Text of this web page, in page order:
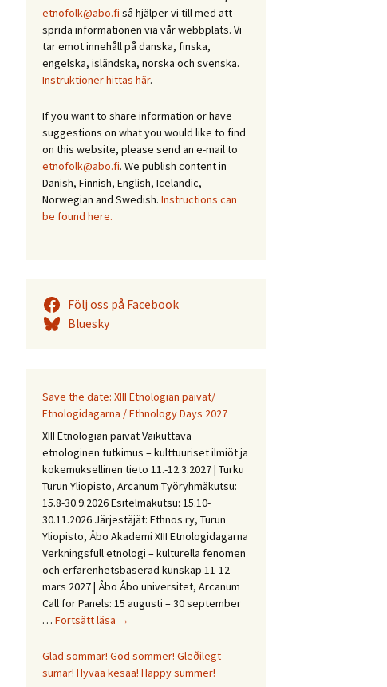
etnofolk@abo.fi så hjälper vi till med att
sprida informationen via vår webbplats. Vi
tar emot innehåll på danska, finska,
engelska, isländska, norska och svenska.
Instruktioner hittas här.
If you want to share information or have
suggestions on what you would like to find
on this website, please send an e-mail to
etnofolk@abo.fi. We publish content in
Danish, Finnish, English, Icelandic,
Norwegian and Swedish. Instructions can
be found here.
Följ oss på Facebook
Bluesky
Save the date: XIII Etnologian päivät/
Etnologidagarna / Ethnology Days 2027
XIII Etnologian päivät Vaikuttava
etnologinen tutkimus – kulttuuriset ilmiöt ja
kokemuksellinen tieto 11.-12.3.2027 | Turku
Turun Yliopisto, Arcanum Työryhmäkutsu:
15.8-30.9.2026 Esitelmäkutsu: 15.10-
30.11.2026 Järjestäjät: Ethnos ry, Turun
Yliopisto, Åbo Akademi XIII Etnologidagarna
Verkningsfull etnologi – kulturella fenomen
och erfarenhetsbaserad kunskap 11-12
mars 2027 | Åbo Åbo universitet, Arcanum
Call for Panels: 15 augusti – 30 september
… Fortsätt läsa Save
date:
XIII
→
Glad sommar! God sommer! Gleðilegt
sumar! Hyvää kesää! Happy summer!